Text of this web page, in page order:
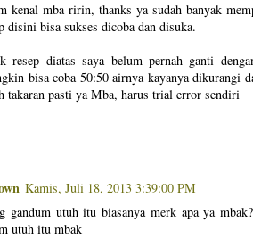
kenal mba ririn, thanks ya sudah banyak
disini bisa sukses dicoba dan disuka.
resep diatas saya belum pernah ganti
bisa coba 50:50 airnya kayanya dikurangi
takaran pasti ya Mba, harus trial error sendiri
Kamis, Juli 18, 2013 3:39:00 PM
gandum utuh itu biasanya merk apa ya
utuh itu mbak